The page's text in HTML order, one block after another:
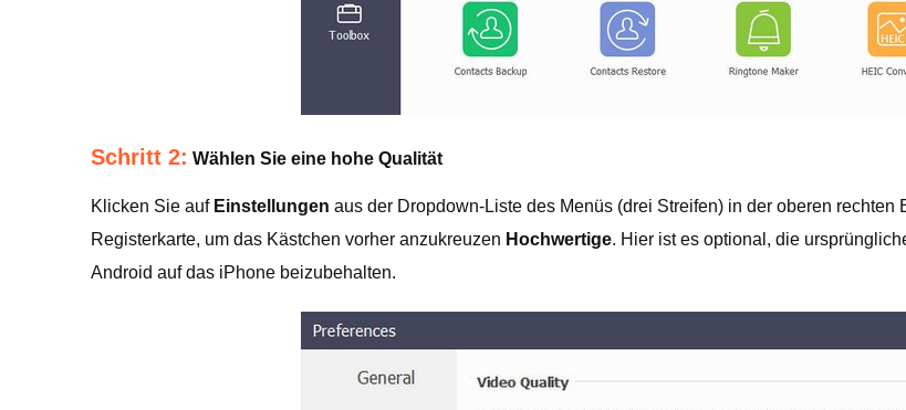
Schritt 2: Wählen Sie eine hohe Qualität
Klicken Sie auf Einstellungen aus der Dropdown-Liste des Menüs (drei Streifen) in der oberen rechten
Registerkarte, um das Kästchen vorher anzukreuzen Hochwertige. Hier ist es optional, die
Android auf das iPhone beizubehalten.